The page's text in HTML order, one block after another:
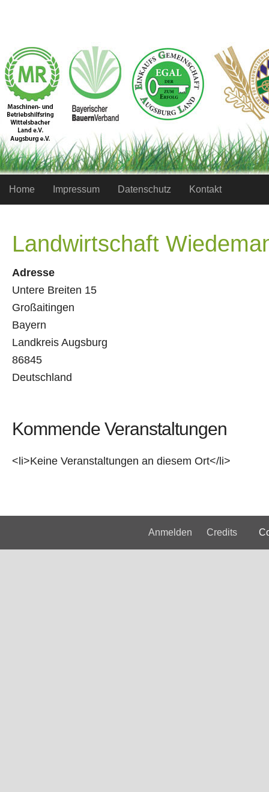
Home Impressum Datenschutz Kontakt
Landwirtschaft
Adresse
Untere Breiten 15
Großaitingen
Bayern
Landkreis Augsburg
86845
Deutschland
Kommende Veranstaltungen
<li>Keine Veranstaltungen an diesem Ort</li>
Anmelden Credits